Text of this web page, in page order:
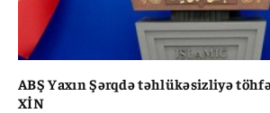
ABŞ Yaxın Şərqdə təhlükəsizliyə
XİN